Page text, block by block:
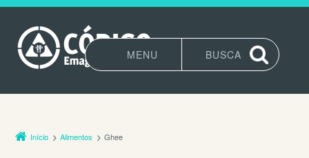
MENU
BUSCA
Início Alimentos Ghee